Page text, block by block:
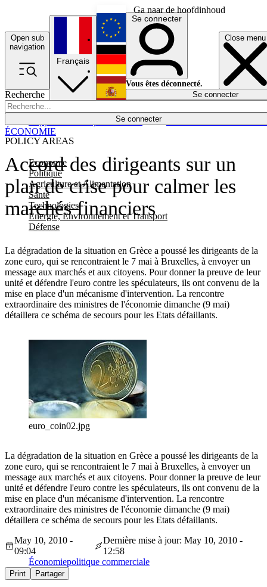
Ga naar de hoofdinhoud
Open sub
navigation
Close menu
Recherche
Se connecter
POLICY AREAS
Economie
Politique
Agriculture et Alimentation
Santé
Technologies
Energie, Environnement et Transport
Défense
Économie
Français
English
Deutsch
Español
Se connecter
Vous êtes déconnecté.
Se connecter
Accord des dirigeants sur un
plan de crise pour calmer les
marchés financiers
La dégradation de la situation en Grèce a poussé les dirigeants de la
zone euro, qui se rencontraient le 7 mai à Bruxelles, à envoyer un
message aux marchés et aux citoyens. Pour donner la preuve de leur
unité et défendre l'euro contre les spéculateurs, ils ont convenu de la
mise en place d'un mécanisme d'intervention. La rencontre
extraordinaire des ministres de l'économie dimanche (9 mai)
détaillera ce schéma de secours pour les Etats défaillants.
ÉCONOMIE
euro_coin02.jpg
La dégradation de la situation en Grèce a poussé les dirigeants de la
zone euro, qui se rencontraient le 7 mai à Bruxelles, à envoyer un
message aux marchés et aux citoyens. Pour donner la preuve de leur
unité et défendre l'euro contre les spéculateurs, ils ont convenu de la
mise en place d'un mécanisme d'intervention. La rencontre
extraordinaire des ministres de l'économie dimanche (9 mai)
détaillera ce schéma de secours pour les Etats défaillants.
May 10, 2010 -
09:04
Dernière mise à jour: May 10, 2010 -
12:58
Économiepolitique commerciale
Print Partager